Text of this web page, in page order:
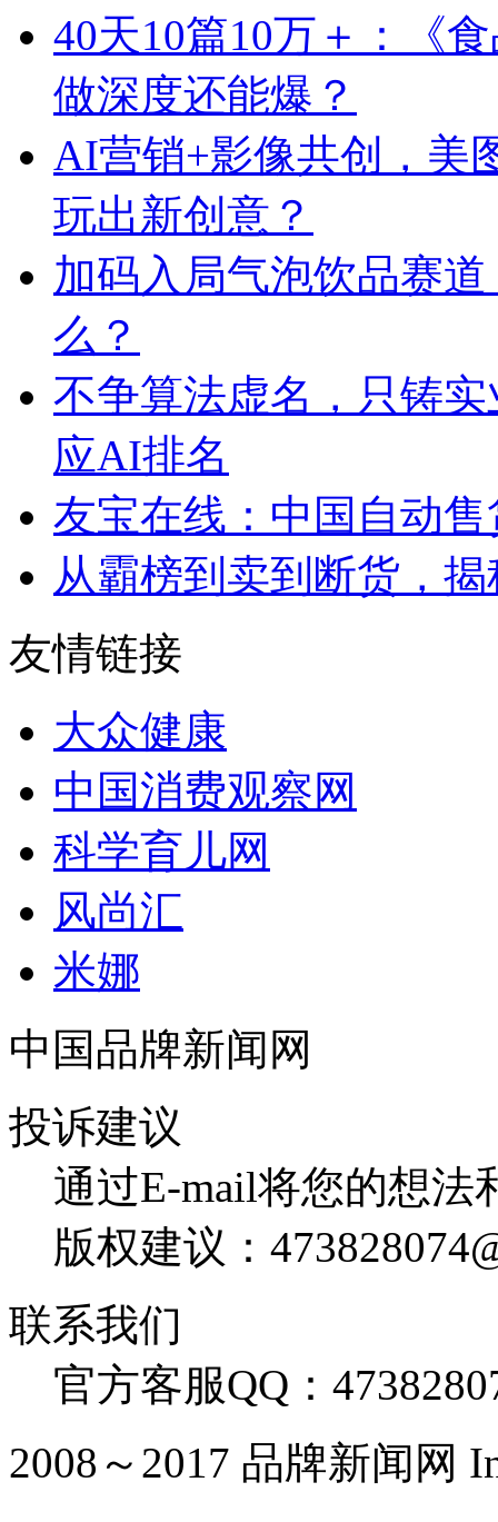
40天10篇10万＋：《
做深度还能爆？
AI营销+影像共创，美
玩出新创意？
加码入局气泡饮品赛
么？
不争算法虚名，只铸
应AI排名
友宝在线：中国自动
从霸榜到卖到断货，
友情链接
大众健康
中国消费观察网
科学育儿网
风尚汇
米娜
中国品牌新闻网
投诉建议
通过E-mail将您的想法
版权建议：
联系我们
官方客服QQ：
2008～2017 品牌新闻网